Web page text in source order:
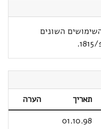
השונים
תאריך
הערה
01.10.98